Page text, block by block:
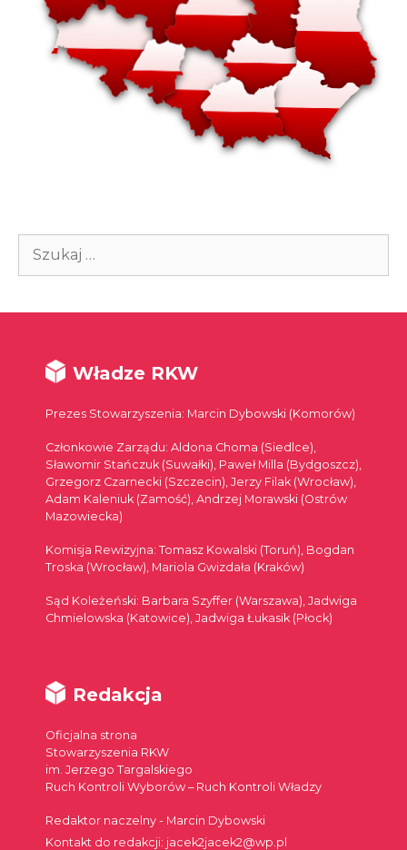
Szukaj:
Władze RKW
Prezes Stowarzyszenia: Marcin Dybowski (Komorów)
Członkowie Zarządu: Aldona Choma (Siedlce),
Sławomir Stańczuk (Suwałki), Paweł Milla (Bydgoszcz),
Grzegorz Czarnecki (Szczecin), Jerzy Filak (Wrocław),
Adam Kaleniuk (Zamość), Andrzej Morawski (Ostrów
Mazowiecka)
Komisja Rewizyjna: Tomasz Kowalski (Toruń), Bogdan
Troska (Wrocław), Mariola Gwizdała (Kraków)
Sąd Koleżeński: Barbara Szyffer (Warszawa), Jadwiga
Chmielowska (Katowice), Jadwiga Łukasik (Płock)
Redakcja
Oficjalna strona
Stowarzyszenia RKW
im. Jerzego Targalskiego
Ruch Kontroli Wyborów – Ruch Kontroli Władzy
Redaktor naczelny - Marcin Dybowski
Kontakt do redakcji: jacek2jacek2@wp.pl